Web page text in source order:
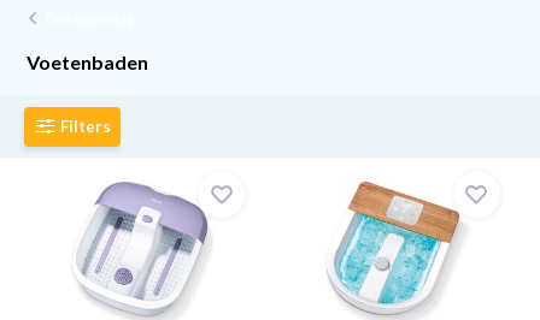
Voetenbaden
Filters